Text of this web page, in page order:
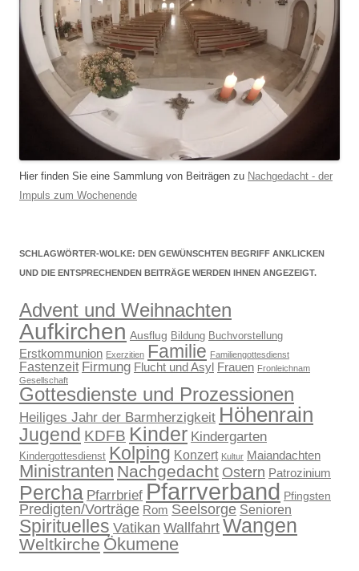
Hier finden Sie eine Sammlung von Beiträgen zu Nachgedacht - der
Impuls zum Wochenende
SCHLAGWÖRTER-WOLKE: DEN GEWÜNSCHTEN BEGRIFF ANKLICKEN
UND DIE ENTSPRECHENDEN BEITRÄGE WERDEN IHNEN ANGEZEIGT.
Advent und Weihnachten
Aufkirchen Ausflug Bildung Buchvorstellung
Erstkommunion Exerzitien Familie Familiengottesdienst
Fastenzeit Firmung Flucht und Asyl Frauen Fronleichnam
Gesellschaft
Gottesdienste und Prozessionen
Heiliges Jahr der Barmherzigkeit Höhenrain
Jugend KDFB Kinder Kindergarten
Kindergottesdienst Kolping Konzert Kultur Maiandachten
Ministranten Nachgedacht Ostern Patrozinium
Percha Pfarrbrief Pfarrverband Pfingsten
Predigten/Vorträge Rom Seelsorge Senioren
Spirituelles Vatikan WallfahrtWangen
Weltkirche Ökumene